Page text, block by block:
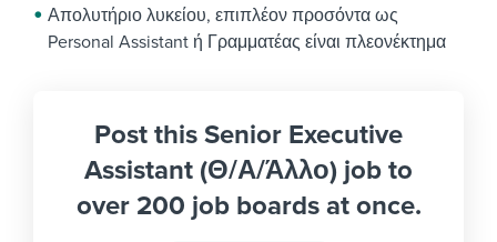
Απολυτήριο λυκείου, επιπλέον προσόντα ως
Personal Assistant ή Γραμματέας είναι πλεονέκτημα
Post this Senior Executive
Assistant (Θ/Α/Άλλο) job to
over 200 job boards at once.